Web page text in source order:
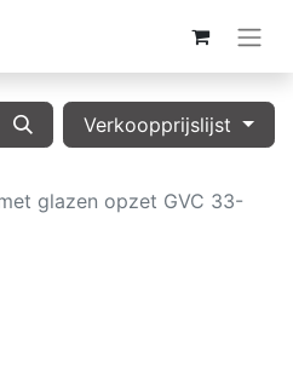
Verkoopprijslijst
glazen opzet GVC 33-